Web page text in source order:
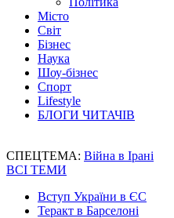
Місто
Світ
Бізнес
Наука
Шоу-бізнес
Спорт
Lifestyle
БЛОГИ ЧИТАЧІВ
СПЕЦТЕМА: Війна в Ірані
ВСІ ТЕМИ
Вступ України в ЄС
Теракт в Барселоні